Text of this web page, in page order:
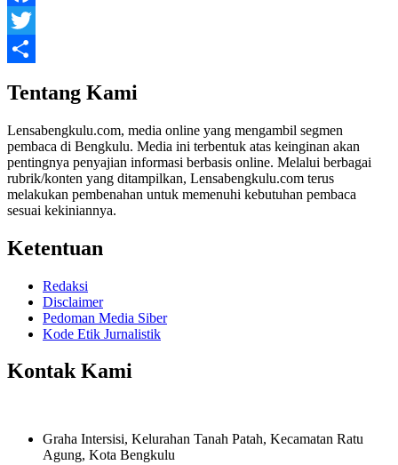
Facebook
Twitter
Tentang Kami
Lensabengkulu.com, media online yang mengambil segmen
pembaca di Bengkulu. Media ini terbentuk atas keinginan akan
pentingnya penyajian informasi berbasis online. Melalui berbagai
rubrik/konten yang ditampilkan, Lensabengkulu.com terus
melakukan pembenahan untuk memenuhi kebutuhan pembaca
sesuai kekiniannya.
Ketentuan
Redaksi
Disclaimer
Pedoman Media Siber
Kode Etik Jurnalistik
Kontak Kami
Graha Intersisi, Kelurahan Tanah Patah, Kecamatan Ratu
Agung, Kota Bengkulu